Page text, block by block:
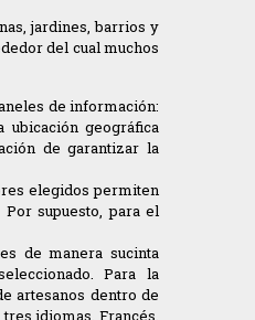
jardines, barrios y
del cual muchos
de información:
geográfica
de garantizar la
elegidos permiten
supuesto, para el
de manera sucinta
Para la
artesanos dentro de
idiomas, Francés,